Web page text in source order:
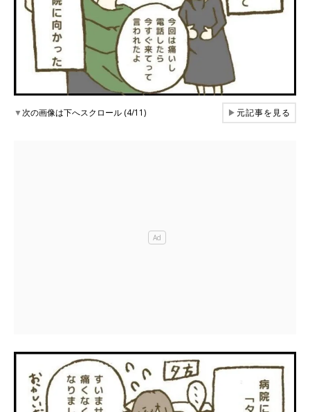
▼次の画像は下へスクロール (4/11) ▶元記事を見る